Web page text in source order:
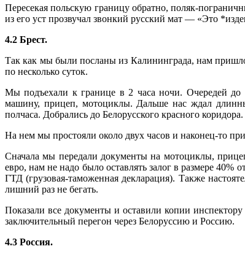
Пересекая польскую границу обратно, поляк-
из его уст прозвучал звонкий русский мат — «Это
4.2 Брест.
Так как мы были посланы из Калининграда, нам
по несколько суток.
Мы подъехали к границе в 2 часа ночи. Очередей до
машину, прицеп, мотоциклы. Дальше нас ждал
полчаса. Добрались до Белорусского красного коридора.
На нем мы простояли около двух часов и наконец-то
Сначала мы передали документы на мотоциклы,
евро, нам не надо было оставлять залог в размере
ГТД (грузовая-таможенная декларация). Также
лишний раз не бегать.
Показали все документы и оставили копии
заключительный перегон через Белоруссию и Россию.
4.3 Россия.